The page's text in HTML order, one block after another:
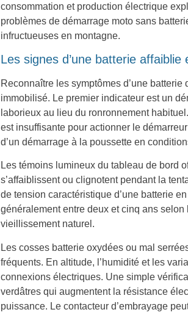
consommation et production électrique
problèmes de démarrage moto sans
infructueuses en montagne.
Les signes d’une batterie affaiblie
Reconnaître les symptômes d’une
immobilisé. Le premier indicateur est un
laborieux au lieu du ronronnement
est insuffisante pour actionner le
d’un démarrage à la poussette en
Les témoins lumineux du tableau de bord
s’affaiblissent ou clignotent pendant la
de tension caractéristique d’une batterie
généralement entre deux et cinq ans selon
vieillissement naturel.
Les cosses batterie oxydées ou mal
fréquents. En altitude, l’humidité et les
connexions électriques. Une simple
verdâtres qui augmentent la résistance
puissance. Le contacteur d’embrayage